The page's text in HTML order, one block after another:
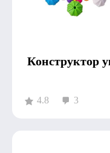
Конструктор
4.8 3